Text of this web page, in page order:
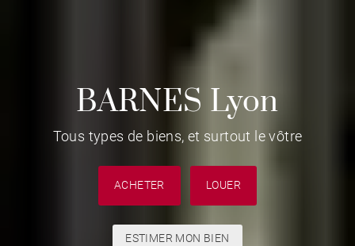
BARNES Lyon
Tous types de biens, et surtout le vôtre
ACHETER LOUER
ESTIMER MON BIEN